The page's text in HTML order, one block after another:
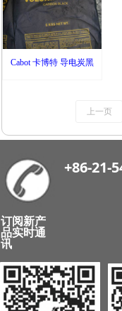
Cabot 卡博特 导电炭黑
上一页
+86-21-
订阅新产
品实时通
讯